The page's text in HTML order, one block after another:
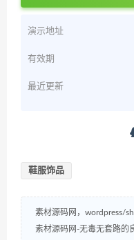
演示地址
有效期
最近更新
鞋服饰品
素材源码网，wordpress/
素材源码网-无毒无套路的